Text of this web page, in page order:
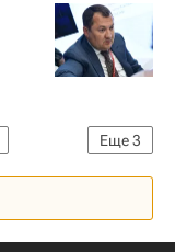
Еще3